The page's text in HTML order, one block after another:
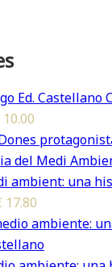
10.00
ambient: una
17.80